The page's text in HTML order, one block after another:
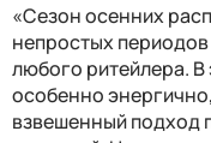
«Сезон осенних
непростых
любого ритейлера.
особенно
взвешенный подход